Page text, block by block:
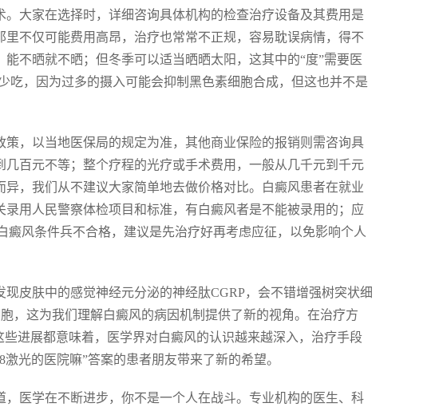
大家在选择时，详细咨询具体机构的检查治疗设备及其费用是
不仅可能费用高昂，治疗也常常不正规，容易耽误病情，得不
不晒就不晒；但冬季可以适当晒晒太阳，这其中的“度”需要医
吃，因为过多的摄入可能会抑制黑色素细胞合成，但这也并不是
，以当地医保局的规定为准，其他商业保险的报销则需咨询具
百元不等；整个疗程的光疗或手术费用，一般从几千元到千元
，我们从不建议大家简单地去做价格对比。白癜风患者在就业
用人民警察体检项目和标准，有白癜风者是不能被录用的；应
风条件兵不合格，建议是先治疗好再考虑应征，以免影响个人
皮肤中的感觉神经元分泌的神经肽CGRP，会不错增强树突状细
，这为我们理解白癜风的病因机制提供了新的视角。在治疗方
进展都意味着，医学界对白癜风的认识越来越深入，治疗手段
光的医院嘛”答案的患者朋友带来了新的希望。
医学在不断进步，你不是一个人在战斗。专业机构的医生、科